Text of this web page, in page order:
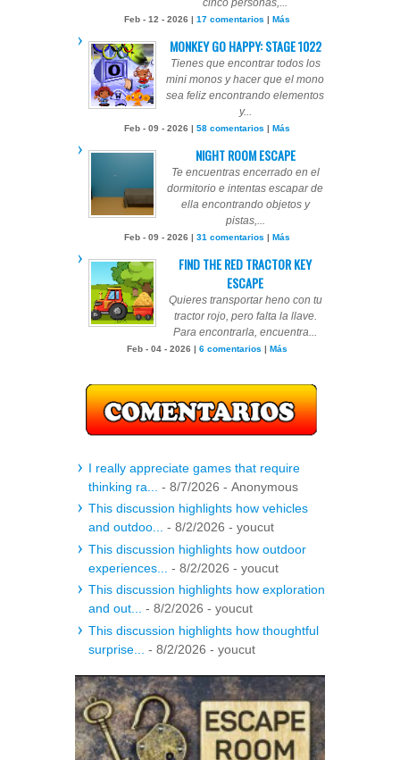
cinco personas,...
Feb - 12 - 2026 | 17 comentarios | Más
MONKEY GO HAPPY: STAGE 1022
Tienes que encontrar todos los
mini monos y hacer que el mono
sea feliz encontrando elementos
y...
Feb - 09 - 2026 | 58 comentarios | Más
NIGHT ROOM ESCAPE
Te encuentras encerrado en el
dormitorio e intentas escapar de
ella encontrando objetos y
pistas,...
Feb - 09 - 2026 | 31 comentarios | Más
FIND THE RED TRACTOR KEY
ESCAPE
Quieres transportar heno con tu
tractor rojo, pero falta la llave.
Para encontrarla, encuentra...
Feb - 04 - 2026 | 6 comentarios | Más
I really appreciate games that require
thinking ra...
- 8/7/2026 - Anonymous
This discussion highlights how vehicles
and outdoo... - 8/2/2026 - youcut
This discussion highlights how outdoor
experiences...
- 8/2/2026 - youcut
This discussion highlights how exploration
and out... - 8/2/2026 - youcut
This discussion highlights how thoughtful
surprise...
- 8/2/2026 - youcut